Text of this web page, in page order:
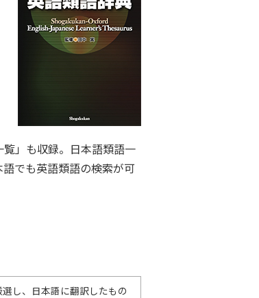
」も収録。日本語類語一
でも英語類語の検索が可
し、日本語に翻訳したもの